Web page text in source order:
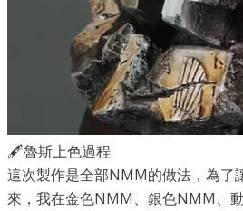
🖋魯斯上色過程
這次製作是全部NMM的做法，為了
來，我在金色NMM、銀色NMM、